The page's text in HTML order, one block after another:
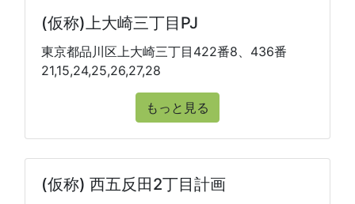
(仮称)上大崎三丁目PJ
東京都品川区上大崎三丁目422番8、436番
21,15,24,25,26,27,28
もっと見る
(仮称) 西五反田2丁目計画